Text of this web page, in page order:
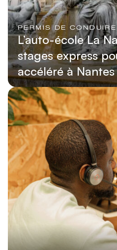
PERMIS DE
L’auto-école La
stages express
accéléré à
Lire l'article